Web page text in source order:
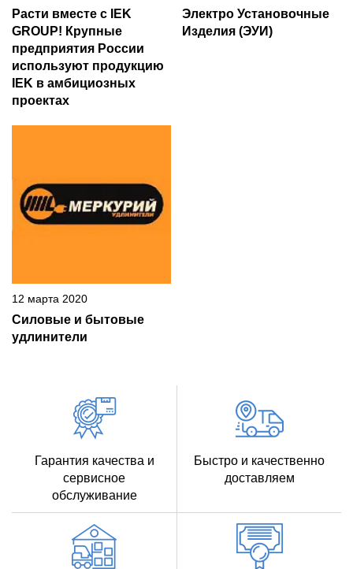
Расти вместе с IEK
GROUP! Крупные
предприятия России
используют продукцию
IEK в амбициозных
проектах
Электро Установочные
Изделия (ЭУИ)
12 марта 2020
Силовые и бытовые
удлинители
Гарантия качества и
сервисное
обслуживание
Быстро и качественно
доставляем